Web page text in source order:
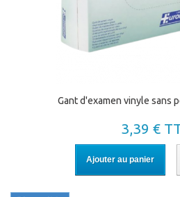
Gant d'examen vinyle sans
3,39 €
Ajouter au panier